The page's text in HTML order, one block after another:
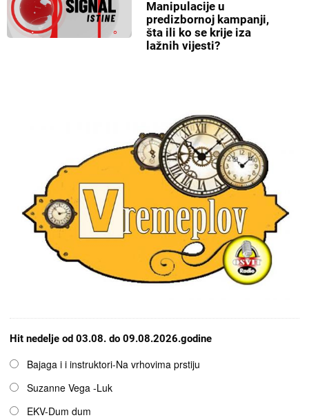
Manipulacije u
predizbornoj kampanji,
šta ili ko se krije iza
lažnih vijesti?
Hit nedelje od 03.08. do 09.08.2026.godine
OpcijeBajaga i i instruktori-Na vrhovima prstiju
Suzanne Vega -Luk
EKV-Dum dum